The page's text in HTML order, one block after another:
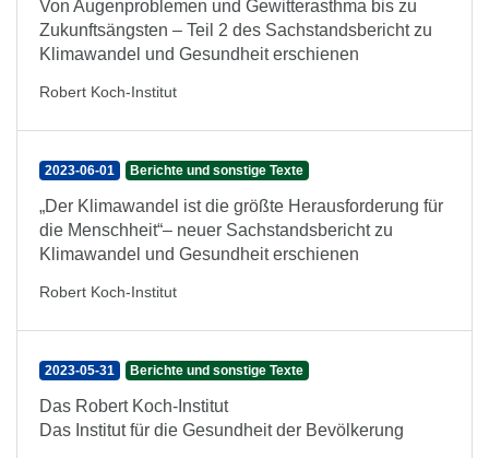
Von Augenproblemen und Gewitterasthma bis zu
Zukunftsängsten – Teil 2 des Sachstandsbericht zu
Klimawandel und Gesundheit erschienen
Robert Koch-Institut
2023-06-01 Berichte und sonstige Texte
„Der Klimawandel ist die größte Herausforderung für
die Menschheit“– neuer Sachstandsbericht zu
Klimawandel und Gesundheit erschienen
Robert Koch-Institut
2023-05-31 Berichte und sonstige Texte
Das Robert Koch-Institut
Das Institut für die Gesundheit der Bevölkerung